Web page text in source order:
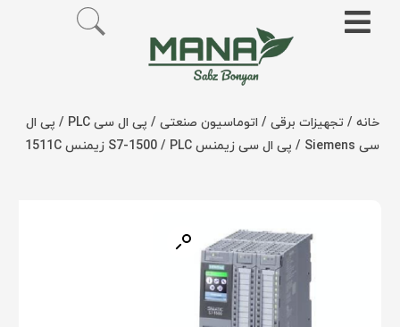
خانه / تجهیزات برقی / اتوماسیون صنعتی / پی ال سی PLC / پی ال
سی Siemens
/ پی ال سی زیمنس S7-1500 / PLC زیمنس 1511C